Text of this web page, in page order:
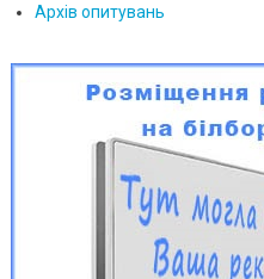
Архів опитувань